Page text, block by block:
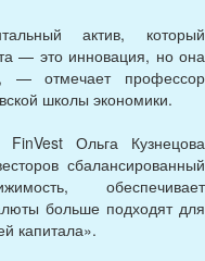
актив, который
— это инновация, но она
— отмечает профессор
школы экономики.
FinVest Ольга Кузнецова
сбалансированный
обеспечивает
больше подходят для
капитала».